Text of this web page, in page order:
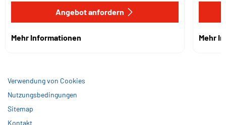
Angebot anfordern
Mehr Informationen Mehr
Verwendung von Cookies
Nutzungsbedingungen
Sitemap
Kontakt